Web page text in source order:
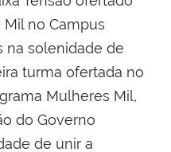
no Campus
na solenidade de
turma ofertada no
Mulheres Mil,
do Governo
de unir a